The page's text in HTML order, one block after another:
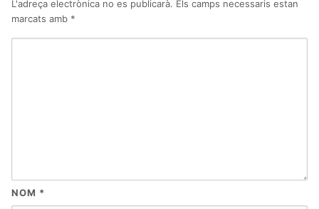
L'adreça electrònica no es publicarà. Els camps necessaris estan
marcats amb *
NOM *